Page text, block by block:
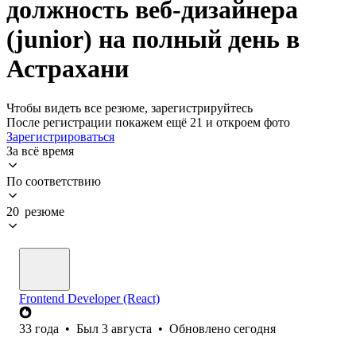
должность веб-дизайнера
(junior) на полный день в
Астрахани
Чтобы видеть все резюме, зарегистрируйтесь
После регистрации покажем ещё 21 и откроем фото
Зарегистрироваться
За всё время
По соответствию
20 резюме
Frontend Developer (React)
33 года • Был 3 августа • Обновлено сегодня